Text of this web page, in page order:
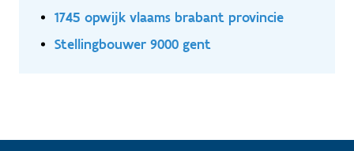
1745 opwijk vlaams brabant provincie
Stellingbouwer 9000 gent